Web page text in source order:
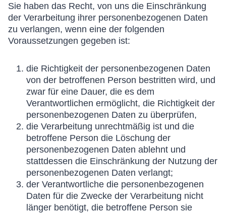
Sie haben das Recht, von uns die Einschränkung
der Verarbeitung ihrer personenbezogenen Daten
zu verlangen, wenn eine der folgenden
Voraussetzungen gegeben ist:
die Richtigkeit der personenbezogenen Daten
von der betroffenen Person bestritten wird, und
zwar für eine Dauer, die es dem
Verantwortlichen ermöglicht, die Richtigkeit der
personenbezogenen Daten zu überprüfen,
die Verarbeitung unrechtmäßig ist und die
betroffene Person die Löschung der
personenbezogenen Daten ablehnt und
stattdessen die Einschränkung der Nutzung der
personenbezogenen Daten verlangt;
der Verantwortliche die personenbezogenen
Daten für die Zwecke der Verarbeitung nicht
länger benötigt, die betroffene Person sie